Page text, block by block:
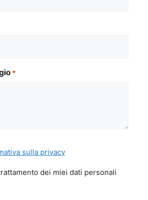
*
sulla privacy
dei miei dati personali